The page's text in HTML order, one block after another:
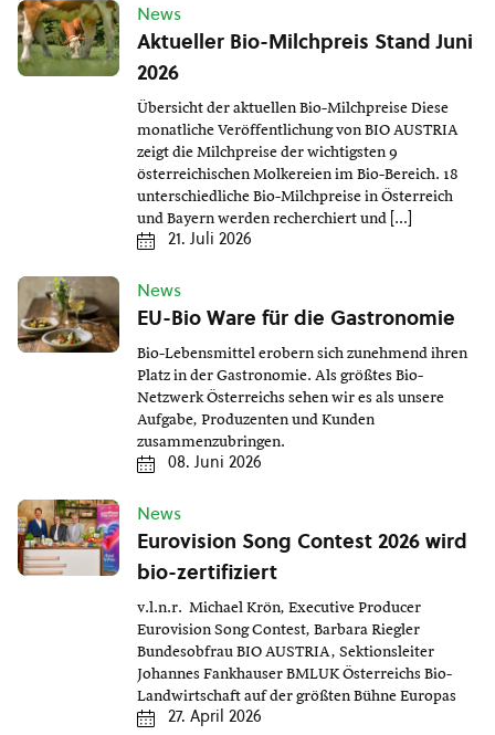
News
Aktueller Bio-Milchpreis Stand Juni
2026
Übersicht der aktuellen Bio-Milchpreise Diese
monatliche Veröffentlichung von BIO AUSTRIA
zeigt die Milchpreise der wichtigsten 9
österreichischen Molkereien im Bio-Bereich. 18
unterschiedliche Bio-Milchpreise in Österreich
und Bayern werden recherchiert und […]
21. Juli 2026
News
EU-Bio Ware für die Gastronomie
Bio-Lebensmittel erobern sich zunehmend ihren
Platz in der Gastronomie. Als größtes Bio-
Netzwerk Österreichs sehen wir es als unsere
Aufgabe, Produzenten und Kunden
zusammenzubringen.
08. Juni 2026
News
Eurovision Song Contest 2026 wird
bio-zertifiziert
v.l.n.r. Michael Krön, Executive Producer
Eurovision Song Contest, Barbara Riegler
Bundesobfrau BIO AUSTRIA, Sektionsleiter
Johannes Fankhauser BMLUK Österreichs Bio-
Landwirtschaft auf der größten Bühne Europas
27. April 2026